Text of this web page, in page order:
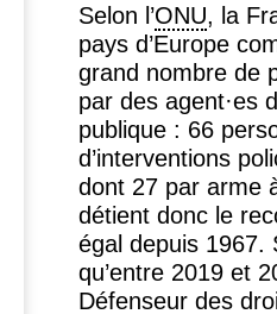
Selon l’ONU, la
pays d’Europe
grand nombre de
par des agent·es
publique : 66
d’interventions
dont 27 par arme
détient donc le
égal depuis 1967.
qu’entre 2019 et
Défenseur des